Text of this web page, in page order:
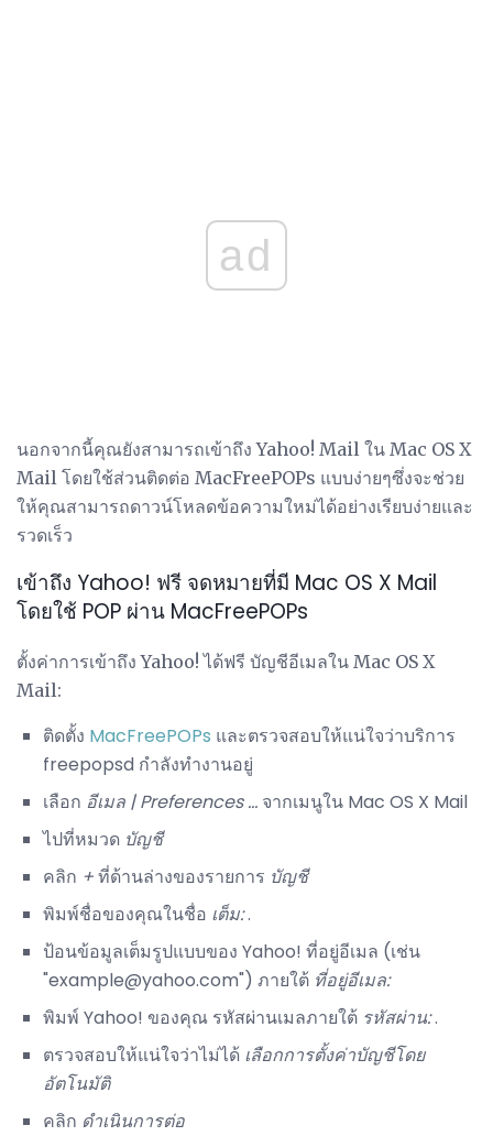
ad
นอกจากนี้คุณยังสามารถเข้าถึง Yahoo! Mail ใน Mac OS X
Mail โดยใช้ส่วนติดต่อ MacFreePOPs แบบง่ายๆซึ่งจะช่วย
ให้คุณสามารถดาวน์โหลดข้อความใหม่ได้อย่างเรียบง่ายและ
รวดเร็ว
เข้าถึง Yahoo! ฟรี จดหมายที่มี Mac OS X Mail
โดยใช้ POP ผ่าน MacFreePOPs
ตั้งค่าการเข้าถึง Yahoo! ได้ฟรี บัญชีอีเมลใน Mac OS X
Mail:
ติดตั้ง MacFreePOPs และตรวจสอบให้แน่ใจว่าบริการ
freepopsd กำลังทำงานอยู่
เลือก อีเมล | Preferences ... จากเมนูใน Mac OS X Mail
ไปที่หมวด บัญชี
คลิก +ที่ด้านล่างของรายการ บัญชี
พิมพ์ชื่อของคุณในชื่อ เต็ม:.
ป้อนข้อมูลเต็มรูปแบบของ Yahoo! ที่อยู่อีเมล (เช่น
"example@yahoo.com") ภายใต้ ที่อยู่อีเมล:
พิมพ์ Yahoo! ของคุณ รหัสผ่านเมลภายใต้ รหัสผ่าน:.
ตรวจสอบให้แน่ใจว่าไม่ได้ เลือกการตั้งค่าบัญชีโดย
อัตโนมัติ
คลิก ดำเนินการต่อ